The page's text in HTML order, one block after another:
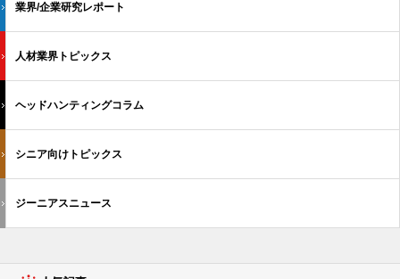
業界/企業研究レポート
人材業界トピックス
ヘッドハンティングコラム
シニア向けトピックス
ジーニアスニュース